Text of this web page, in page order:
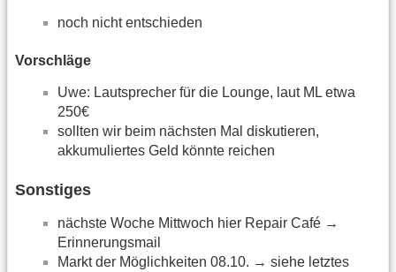
noch nicht entschieden
Vorschläge
Uwe: Lautsprecher für die Lounge, laut ML etwa
250€
sollten wir beim nächsten Mal diskutieren,
akkumuliertes Geld könnte reichen
Sonstiges
nächste Woche Mittwoch hier Repair Café →
Erinnerungsmail
Markt der Möglichkeiten 08.10. → siehe letztes